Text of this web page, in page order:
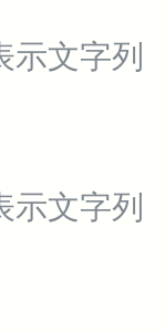
示文字列
示文字列